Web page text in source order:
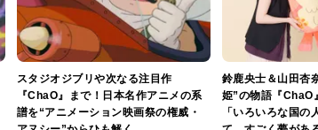
スタジオジブリや次なる注目作
『ChaO』まで！日本名作アニメの系
譜を“アニメーション映画祭の権威・
鈴鹿央士＆山田杏
姫”の物語『ChaO
「いろいろな国の